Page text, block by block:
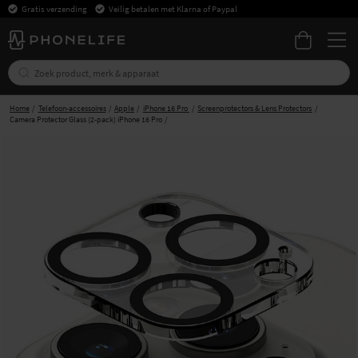
Gratis verzending Veilig betalen met Klarna of Paypal
Home Telefoon-accessoires Apple iPhone 16 Pro
Screenprotectors & Lens Protectors
Camera Protector Glass (2-pack) iPhone 16 Pro